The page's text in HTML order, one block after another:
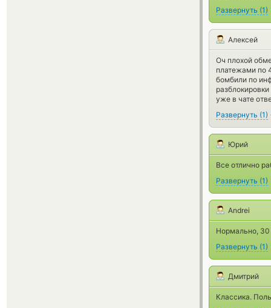
Развернуть (1)
Алексей
Оч плохой
платежами по
бомбили по
уже в чате
Развернуть (1)
Юрий
Все отлично
Развернуть (1)
Andrei
Нормально,
Развернуть (1)
Дмитрий
Классика.